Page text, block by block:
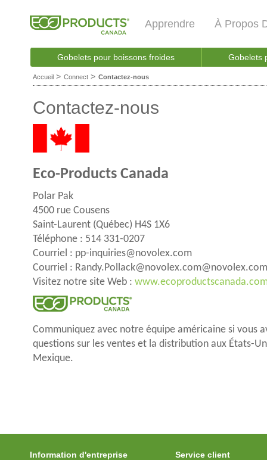
Apprendre À Propos
Gobelets pour boissons froides Gobelets
Accueil > Connect > Contactez-nous
Contactez-nous
Eco-Products Canada
Polar Pak
4500 rue Cousens
Saint-Laurent (Québec) H4S 1X6
Téléphone : 514 331-0207
Courriel : pp-inquiries@novolex.com
Courriel : Randy.Pollack@novolex.com@novolex.com
Visitez notre site Web :
Communiquez avec notre équipe américaine si vous
questions sur les ventes et la distribution aux États-
Mexique.
Information d'entreprise Service client